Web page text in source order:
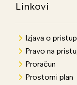
Linkovi
Izjava o
Pravo na
Proračun
Prostorni plan